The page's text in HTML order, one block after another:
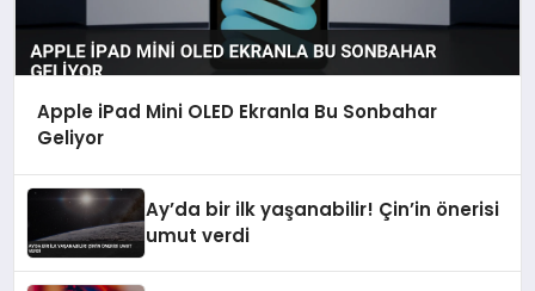
Apple iPad Mini OLED Ekranla Bu Sonbahar
Geliyor
Ay’da bir ilk yaşanabilir! Çin’in önerisi
umut verdi